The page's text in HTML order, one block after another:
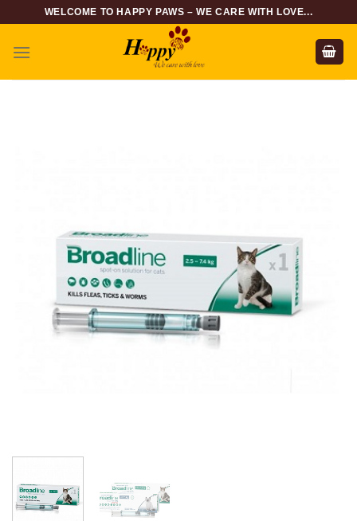
content
WELCOME TO HAPPY PAWS – WE CARE WITH LOVE...